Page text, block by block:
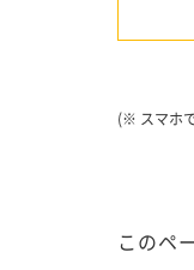
(※ スマホ
このペ